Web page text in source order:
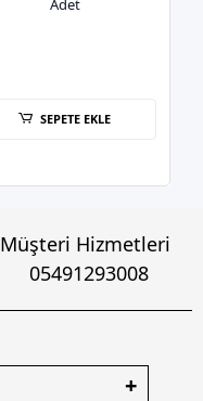
Adet
SEPETE EKLE
Müşteri Hizmetleri
05491293008